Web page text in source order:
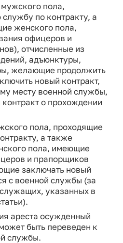
пола,
по контракту, а
женского пола,
офицеров и
отчисленные из
адъюнктуры,
желающие продолжить
новый контракт,
месту военной службы,
о прохождении
пола, проходящие
а также
пола, имеющие
и прапорщиков
заключать новый
с военной службы (за
указанных в
ареста осужденный
быть переведен к
службы.